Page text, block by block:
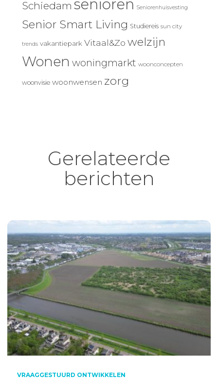
Schiedam senioren Seniorenhuisvesting
Senior Smart Living Studiereis sun city
trends vakantiepark Vitaal&Zo welzijn
Wonen woningmarkt woonconcepten
woonvisie woonwensen zorg
Gerelateerde
berichten
VRAAGGESTUURD ONTWIKKELEN